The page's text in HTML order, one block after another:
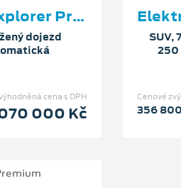
Elektrický Ford Explorer Premium
dojezd
cena s DPH
000 Kč
SUV,
250
Cenové
356